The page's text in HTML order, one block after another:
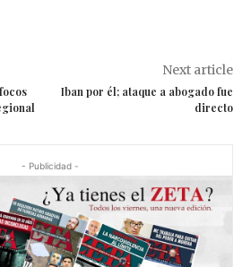
Next article
Iban por él; ataque a abogado fue
directo
- Publicidad -